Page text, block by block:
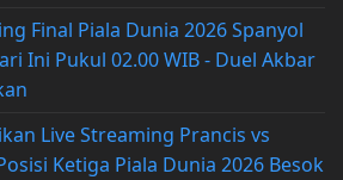
Final Piala Dunia 2026 Spanyol
Ini Pukul 02.00 WIB - Duel Akbar
Live Streaming Prancis vs
Ketiga Piala Dunia 2026 Besok